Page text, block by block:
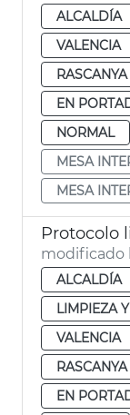
ALCALDÍA
VALENCIA
RASCANYA
EN
NORMAL
MESA
MESA
Protocolo
modificado
ALCALDÍA
LIMPIEZA
VALENCIA
RASCANYA
EN